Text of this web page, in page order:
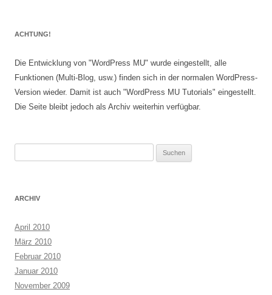
ACHTUNG!
Die Entwicklung von "WordPress MU" wurde eingestellt, alle
Funktionen (Multi-Blog, usw.) finden sich in der normalen WordPress-
Version wieder. Damit ist auch "WordPress MU Tutorials" eingestellt.
Die Seite bleibt jedoch als Archiv weiterhin verfügbar.
ARCHIV
April 2010
März 2010
Februar 2010
Januar 2010
November 2009